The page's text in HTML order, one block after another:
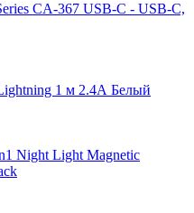
CA-367 USB-C - USB-C,
1 м 2.4А Белый
Night Light Magnetic